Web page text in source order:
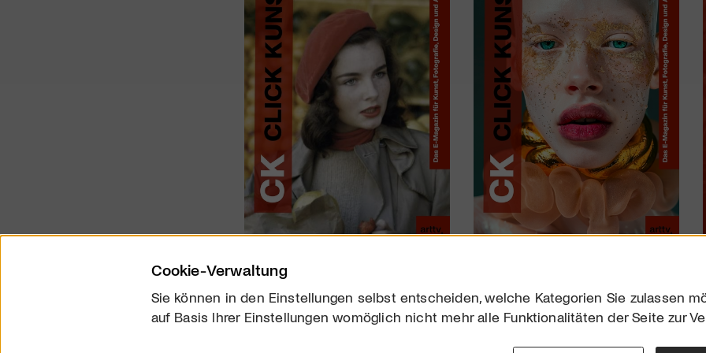
Über uns
Downloads
Cookie-Verwaltung
Sie können in den Einstellungen selbst entscheiden, welche Kategorien Sie zulassen
auf Basis Ihrer Einstellungen womöglich nicht mehr alle Funktionalitäten der Seite zur